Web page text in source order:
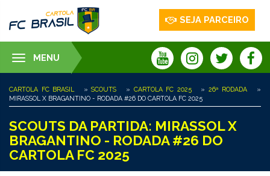
SEJA PARCEIRO
Toggle
navigation
MENU
CARTOLA FC BRASIL »SCOUTS » CARTOLA FC 2025 » 26ª RODADA
»
MIRASSOL X BRAGANTINO - RODADA #26 DO CARTOLA FC 2025
SCOUTS DA PARTIDA: MIRASSOL X
BRAGANTINO - RODADA #26 DO
CARTOLA FC 2025